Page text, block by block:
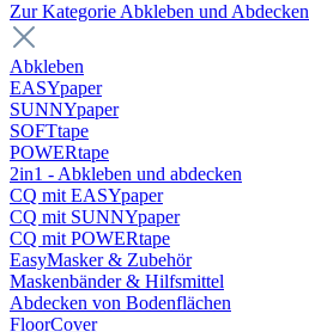
Zur Kategorie Abkleben und Abdecken
Abkleben
EASYpaper
SUNNYpaper
SOFTtape
POWERtape
2in1 - Abkleben und abdecken
CQ mit EASYpaper
CQ mit SUNNYpaper
CQ mit POWERtape
EasyMasker & Zubehör
Maskenbänder & Hilfsmittel
Abdecken von Bodenflächen
FloorCover